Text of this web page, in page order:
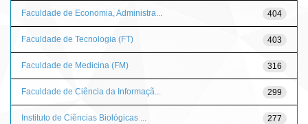
404
Faculdade de Economia, Administra...
403
Faculdade de Tecnologia (FT)
316
Faculdade de Medicina (FM)
299
Faculdade de Ciência da Informaçã...
277
Instituto de Ciências Biológicas ...